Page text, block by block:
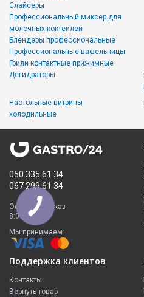
Слайсеры
Профессиональный миксер для
молочных коктейлей
Блендеры профессиональные
Профессиональные вафельницы
Грили контактные прижимные
Дегидраторы
Настольные витрины
холодильные
050 335 61 34
067 299 61 34
Оформить заказ
8:00 - 23:00
Мы принимаем:
Поддержка клиентов
Контакты
Вернуть товар